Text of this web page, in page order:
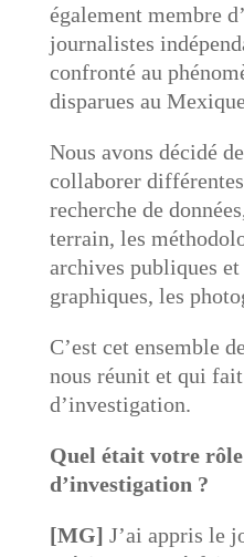
également membre
journalistes
confronté au
disparues au
Nous avons décidé
collaborer
recherche de
terrain, les
archives publiques
graphiques, les
C’est cet ensemble
nous réunit et qui
d’investigation.
Quel était votre
d’investigation ?
[MG] J’ai appris le